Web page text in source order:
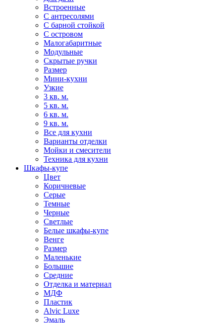
Встроенные
С антресолями
С барной стойкой
С островом
Малогабаритные
Модульные
Скрытые ручки
Размер
Мини-кухни
Узкие
3 кв. м.
5 кв. м.
6 кв. м.
9 кв. м.
Все для кухни
Варианты отделки
Мойки и смесители
Техника для кухни
Шкафы-купе
Цвет
Коричневые
Серые
Темные
Черные
Светлые
Белые шкафы-купе
Венге
Размер
Маленькие
Большие
Средние
Отделка и материал
МДФ
Пластик
Alvic Luxe
Эмаль